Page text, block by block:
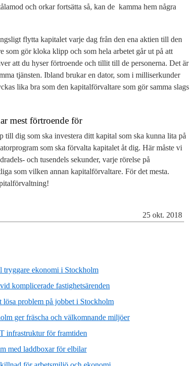
och orkar fortsätta så, kan de kamma hem några
flytta kapitalet varje dag från den ena aktien till den
som gör kloka klipp och som hela arbetet går ut på att
att du hyser förtroende och tillit till de personerna. Det är
tjänsten. Ibland brukar en dator, som i milliserkunder
lika bra som den kapitalförvaltare som gör samma slags
mest förtroende för
dig som ska investera ditt kapital som ska kunna lita på
som ska förvalta kapitalet åt dig. Här måste vi
och tusendels sekunder, varje rörelse på
som vilken annan kapitalförvaltare. För det mesta.
25 okt. 2018
tryggare ekonomi i Stockholm
komplicerade fastighetsärenden
lösa problem på jobbet i Stockholm
ger fräscha och välkomnande miljöer
infrastruktur för framtiden
med laddboxar för elbilar